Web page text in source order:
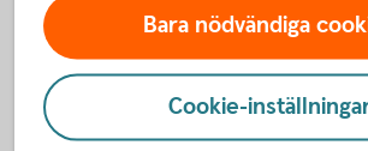
Aktiellt
Dagliga bolagsanalyser, börskommentarer,
Bara nödvändiga
Cookie-